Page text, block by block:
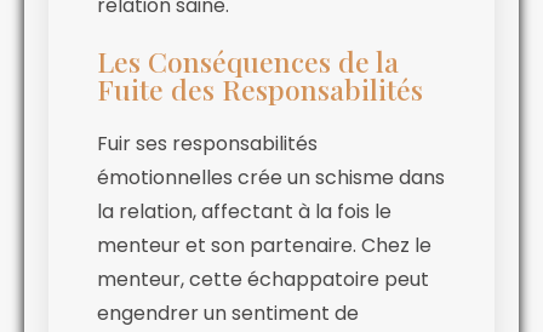
relation saine.
Les Conséquences de la
Fuite des Responsabilités
Fuir ses responsabilités
émotionnelles crée un schisme dans
la relation, affectant à la fois le
menteur et son partenaire. Chez le
menteur, cette échappatoire peut
engendrer un sentiment de